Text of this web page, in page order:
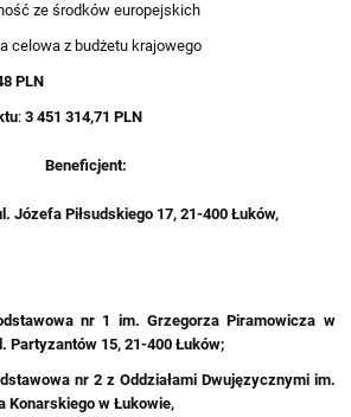
ze środków europejskich
celowa z budżetu krajowego
PLN
:3 451 314,71 PLN
Beneficjent:
Józefa Piłsudskiego 17, 21-400 Łuków,
nr 1 im. Grzegorza Piramowicza w
Partyzantów 15, 21-400 Łuków;
nr 2 z Oddziałami Dwujęzycznymi im.
Konarskiego w Łukowie,